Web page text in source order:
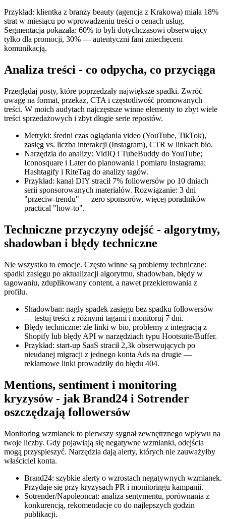
Przykład: klientka z branży beauty (agencja z Krakowa) miała 18%
strat w miesiącu po wprowadzeniu treści o cenach usług.
Segmentacja pokazała: 60% to byli dotychczasowi obserwujący
tylko dla promocji, 30% — autentyczni fani zniechęceni
komunikacją.
Analiza treści - co odpycha, co przyciąga
Przeglądaj posty, które poprzedzały największe spadki. Zwróć
uwagę na format, przekaz, CTA i częstotliwość promowanych
treści. W moich audytach najczęstsze winne elementy to zbyt wiele
treści sprzedażowych i zbyt długie serie repostów.
Metryki: średni czas oglądania video (YouTube, TikTok),
zasięg vs. liczba interakcji (Instagram), CTR w linkach bio.
Narzędzia do analizy: VidIQ i TubeBuddy do YouTube;
Iconosquare i Later do planowania i pomiaru Instagrama;
Hashtagify i RiteTag do analizy tagów.
Przykład: kanał DIY stracił 7% followersów po 10 dniach
serii sponsorowanych materiałów. Rozwiązanie: 3 dni
"przeciw-trendu" — zero sponsorów, więcej poradników
practical "how-to".
Techniczne przyczyny odejść - algorytmy,
shadowban i błędy techniczne
Nie wszystko to emocje. Często winne są problemy techniczne:
spadki zasięgu po aktualizacji algorytmu, shadowban, błędy w
tagowaniu, zduplikowany content, a nawet przekierowania z
profilu.
Shadowban: nagły spadek zasięgu bez spadku followersów
— testuj treści z różnymi tagami i monitoruj 7 dni.
Błędy techniczne: złe linki w bio, problemy z integracją z
Shopify lub błędy API w narzędziach typu Hootsuite/Buffer.
Przykład: start-up SaaS stracił 2,3k obserwujących po
nieudanej migracji z jednego konta Ads na drugie —
reklamowe linki prowadziły do błędu 404.
Mentions, sentiment i monitoring
kryzysów - jak Brand24 i Sotrender
oszczędzają followersów
Monitoring wzmianek to pierwszy sygnał zewnętrznego wpływu na
twoje liczby. Gdy pojawiają się negatywne wzmianki, odejścia
mogą przyspieszyć. Narzędzia dają alerty, których nie zauważyłby
właściciel konta.
Brand24: szybkie alerty o wzrostach negatywnych wzmianek.
Przydaje się przy kryzysach PR i monitoringu kampanii.
Sotrender/Napoleoncat: analiza sentymentu, porównania z
konkurencją, rekomendacje co do najlepszych godzin
publikacji.